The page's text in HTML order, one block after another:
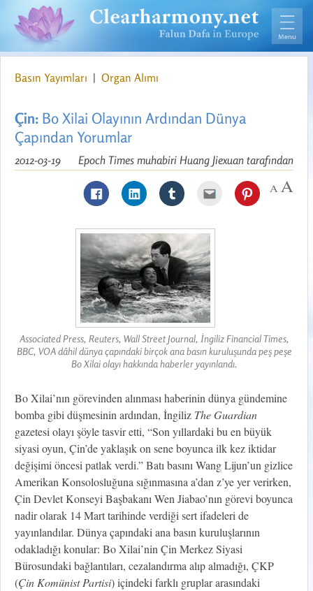
Basın Yayımları | Organ Alımı
Çin: Bo Xilai Olayının Ardından Dünya
Çapından Yorumlar
Epoch Times muhabiri Huang Jiexuan tarafından
2012-03-19
Associated Press, Reuters, Wall Street Journal, İngiliz Financial Times,
BBC, VOA dâhil dünya çapındaki birçok ana basın kuruluşunda peş peşe
Bo Xilai olayı hakkında haberler yayınlandı.
Bo Xilai’nın görevinden alınması haberinin dünya gündemine
bomba gibi düşmesinin ardından, İngiliz The Guardian
gazetesi olayı şöyle tasvir etti, “Son yıllardaki bu en büyük
siyasi oyun, Çin’de yaklaşık on sene boyunca ilk kez iktidar
değişimi öncesi patlak verdi.” Batı basını Wang Lijun’un gizlice
Amerikan Konsolosluğuna sığınmasına a’dan z’ye yer verirken,
Çin Devlet Konseyi Başbakanı Wen Jiabao’nın görevi boyunca
nadir olarak 14 Mart tarihinde verdiği sert ifadeleri de
yayınlandılar. Dünya çapındaki ana basın kuruluşlarının
odakladığı konular: Bo Xilai’nin Çin Merkez Siyasi
Bürosundaki bağlantıları, cezalandırma alıp almadığı, ÇKP
(Çin Komünist Partisi) içindeki farklı gruplar arasındaki